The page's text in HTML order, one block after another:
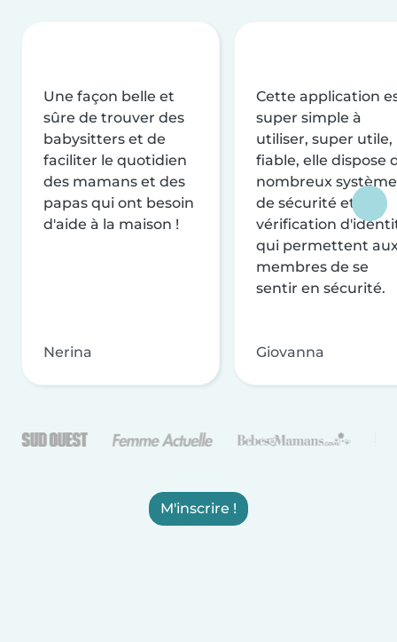
Une façon belle et
sûre de trouver des
babysitters et de
faciliter le quotidien
des mamans et des
papas qui ont besoin
d'aide à la maison !
Nerina
Cette application
super simple à
utiliser, super utile,
fiable, elle dispose
nombreux
de sécurité et de
vérification
qui permettent
membres de se
sentir en sécurité.
Giovanna
M'inscrire !